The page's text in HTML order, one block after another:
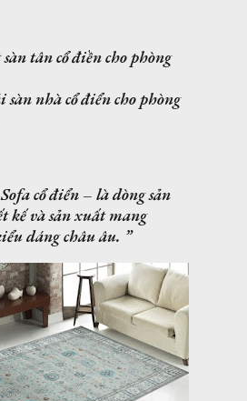
tân cổ điền cho phòng
nhà cổ điển cho phòng
cổ điển – là dòng sản
kế và sản xuất mang
dáng châu âu.